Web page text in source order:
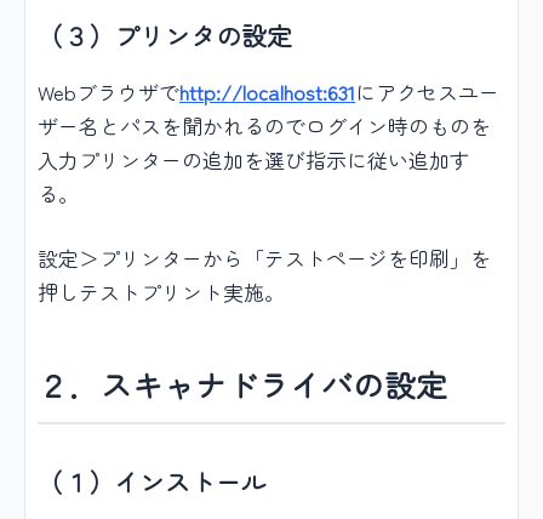
（３）プリンタの設定
Webブラウザでhttp://localhost:631にアクセスユー
ザー名とパスを聞かれるのでログイン時のものを
入力プリンターの追加を選び指示に従い追加す
る。
設定＞プリンターから「テストページを印刷」を
押しテストプリント実施。
２．スキャナドライバの設定
（１）インストール